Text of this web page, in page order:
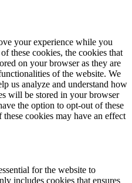
your experience while you
these cookies, the cookies that
on your browser as they are
of the website. We
us analyze and understand how
will be stored in your browser
the option to opt-out of these
cookies may have an effect
for the website to
includes cookies that ensures